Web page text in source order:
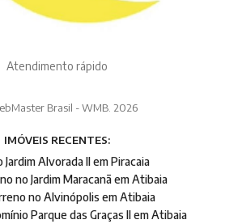
Atendimento rápido
Brasil - WMB. 2026
IMÓVEIS RECENTES:
Jardim Alvorada II em Piracaia
no Jardim Maracanã em Atibaia
no Alvinópolis em Atibaia
Parque das Graças II em Atibaia